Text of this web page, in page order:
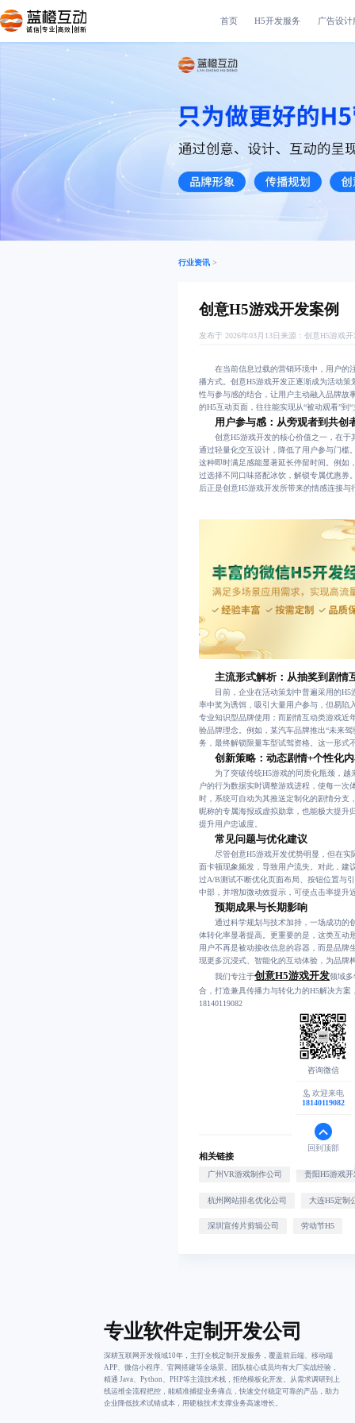
诚信|专业|高效|创新
首页 H5开发服务 广告设计
行业资讯 >
创意H5游戏开发案例
发布于 2026年03月13日来源：创意H5游戏开
在当前信息过载的营销环境中，用户的注
播方式。创意H5游戏开发正逐渐成为活动
性与参与感的结合，让用户主动融入品牌故
的H5互动页面，往往能实现从“被动观看”到
用户参与感：从旁观者到共创
创意H5游戏开发的核心价值之一，在于
通过轻量化交互设计，降低了用户参与门槛
这种即时满足感能显著延长停留时间。例如
过选择不同口味搭配冰饮，解锁专属优惠券
后正是创意H5游戏开发所带来的情感连接与
主流形式解析：从抽奖到剧情
目前，企业在活动策划中普遍采用的H5
率中奖为诱饵，吸引大量用户参与，但易陷
专业知识型品牌使用；而剧情互动类游戏近
验品牌理念。例如，某汽车品牌推出“未来
务，最终解锁限量车型试驾资格。这一形式
创新策略：动态剧情+个性化
为了突破传统H5游戏的同质化瓶颈，越
户的行为数据实时调整游戏进程，使每一
时，系统可自动为其推送定制化的剧情分支
昵称的专属海报或虚拟勋章，也能极大提升
提升用户忠诚度。
常见问题与优化建议
尽管创意H5游戏开发优势明显，但在实
面卡顿现象频发，导致用户流失。对此，建
过A/B测试不断优化页面布局、按钮位置与
中部，并增加微动效提示，可使点击率提升
预期成果与长期影响
通过科学规划与技术加持，一场成功的创
体转化率显著提高。更重要的是，这类互
用户不再是被动接收信息的容器，而是品牌
现更多沉浸式、智能化的互动体验，为品牌
我们专注于创意H5游戏开发领域
合，打造兼具传播力与转化力的H5解决方
18140119082
相关链接
广州VR游戏制作公司 贵阳H5游戏
杭州网站排名优化公司 大连H5定制
深圳宣传片剪辑公司 劳动节H5
欢迎来电
18140119082
回到顶部
专业软件定制开发公司
深耕互联网开发领域10年，主打全栈定制开发服务，覆盖前后端、移动端
APP、微信小程序、官网搭建等全场景。团队核心成员均有大厂实战经验，
精通 Java、Python、PHP等主流技术栈，拒绝模板化开发。从需求调研到上
线运维全流程把控，能精准捕捉业务痛点，快速交付稳定可靠的产品，助力
企业降低技术试错成本，用硬核技术支撑业务高速增长。